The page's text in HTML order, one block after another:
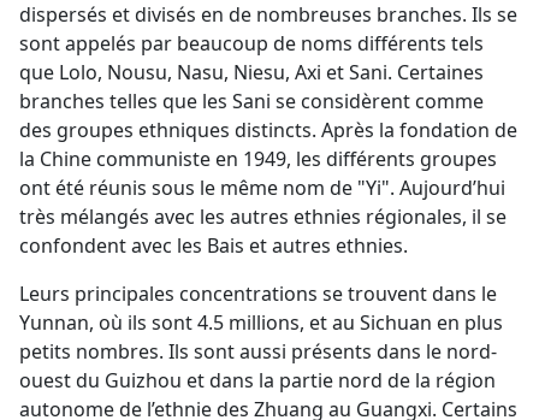
dispersés et divisés en de nombreuses branches. Ils se
sont appelés par beaucoup de noms différents tels
que Lolo, Nousu, Nasu, Niesu, Axi et Sani. Certaines
branches telles que les Sani se considèrent comme
des groupes ethniques distincts. Après la fondation de
la Chine communiste en 1949, les différents groupes
ont été réunis sous le même nom de "Yi". Aujourd’hui
très mélangés avec les autres ethnies régionales, il se
confondent avec les Bais et autres ethnies.
Leurs principales concentrations se trouvent dans le
Yunnan, où ils sont 4.5 millions, et au Sichuan en plus
petits nombres. Ils sont aussi présents dans le nord-
ouest du Guizhou et dans la partie nord de la région
autonome de l’ethnie des Zhuang au Guangxi. Certains